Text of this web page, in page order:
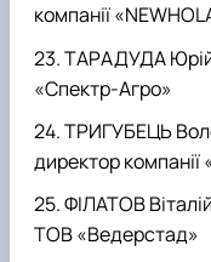
компанії
ТАРАДУДА
«Спектр-Агро»
ТРИГУБЕЦЬ
директор компанії
ФІЛАТОВ
ТОВ «Ведерстад»